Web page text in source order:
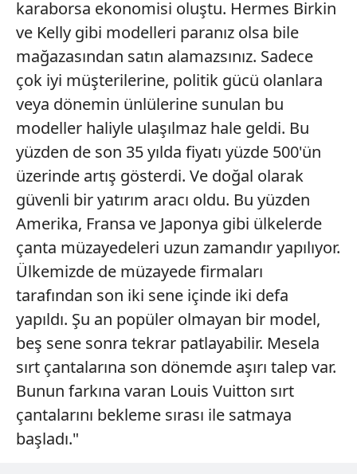
6698 sayılı Kişisel Verilerin Korunması Kanunu uyarınca
hazırlanmış Aydınlatma Metnimizi okumak ve sitemizde
ilgili mevzuata uygun olarak kullanılan çerezlerle ilgili bilgi
almak için lütfentıklayınız.
karaborsa ekonomisi oluştu. Hermes Birkin
ve Kelly gibi modelleri paranız olsa bile
mağazasından satın alamazsınız. Sadece
çok iyi müşterilerine, politik gücü olanlara
veya dönemin ünlülerine sunulan bu
modeller haliyle ulaşılmaz hale geldi. Bu
yüzden de son 35 yılda fiyatı yüzde 500'ün
üzerinde artış gösterdi. Ve doğal olarak
güvenli bir yatırım aracı oldu. Bu yüzden
Amerika, Fransa ve Japonya gibi ülkelerde
çanta müzayedeleri uzun zamandır yapılıyor.
Ülkemizde de müzayede firmaları
tarafından son iki sene içinde iki defa
yapıldı. Şu an popüler olmayan bir model,
beş sene sonra tekrar patlayabilir. Mesela
sırt çantalarına son dönemde aşırı talep var.
Bunun farkına varan Louis Vuitton sırt
çantalarını bekleme sırası ile satmaya
başladı."